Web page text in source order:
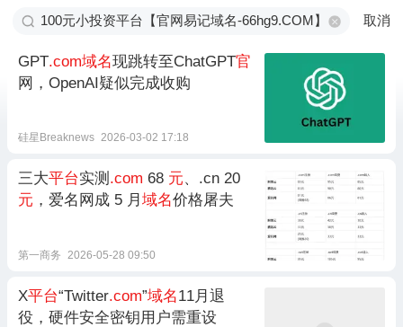
取消
GPT.com域名现跳转至ChatGPT官
网，OpenAI疑似完成收购
硅星Breaknews 2026-03-02 17:18
三大平台实测 .com 68 元、.cn 20
元 ，爱名网成 5 月 域名价格屠夫
第一商务 2026-05-28 09:50
X平台“Twitter.com”域名11月退
役，硬件安全密钥用户需重设